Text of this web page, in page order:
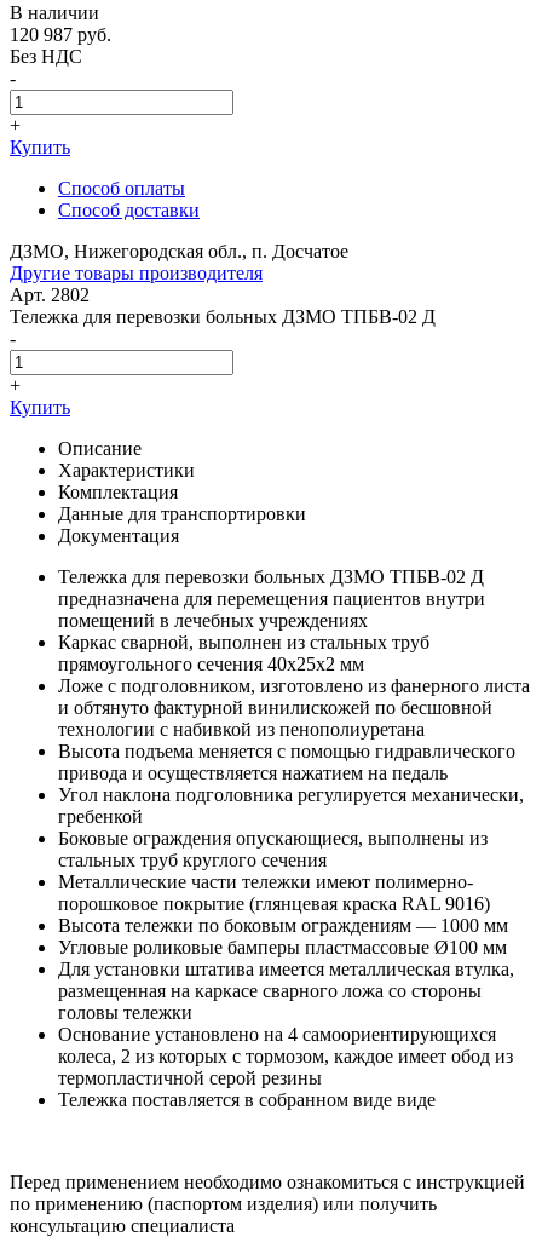
В наличии
120 987 руб.
Без НДС
-
+
Купить
Способ оплаты
Способ доставки
ДЗМО, Нижегородская обл., п. Досчатое
Другие товары производителя
Арт. 2802
Тележка для перевозки больных ДЗМО ТПБВ-02 Д
-
+
Купить
Описание
Характеристики
Комплектация
Данные для транспортировки
Документация
Тележка для перевозки больных ДЗМО ТПБВ-02 Д
предназначена для перемещения пациентов внутри
помещений в лечебных учреждениях
Каркас сварной, выполнен из стальных труб
прямоугольного сечения 40х25х2 мм
Ложе с подголовником, изготовлено из фанерного листа
и обтянуто фактурной винилискожей по бесшовной
технологии с набивкой из пенополиуретана
Высота подъема меняется с помощью гидравлического
привода и осуществляется нажатием на педаль
Угол наклона подголовника регулируется механически,
гребенкой
Боковые ограждения опускающиеся, выполнены из
стальных труб круглого сечения
Металлические части тележки имеют полимерно-
порошковое покрытие (глянцевая краска RAL 9016)
Высота тележки по боковым ограждениям — 1000 мм
Угловые роликовые бамперы пластмассовые Ø100 мм
Для установки штатива имеется металлическая втулка,
размещенная на каркасе сварного ложа со стороны
головы тележки
Основание установлено на 4 самоориентирующихся
колеса, 2 из которых с тормозом, каждое имеет обод из
термопластичной серой резины
Тележка поставляется в собранном виде виде
Перед применением необходимо ознакомиться с инструкцией
по применению (паспортом изделия) или получить
консультацию специалиста